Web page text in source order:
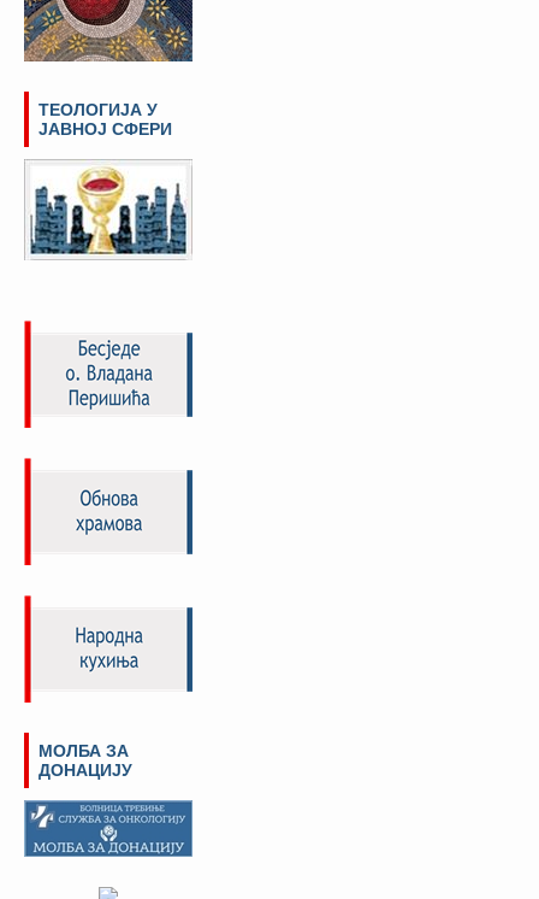
ТЕОЛОГИЈА У
ЈАВНОЈ СФЕРИ
МОЛБА ЗА
ДОНАЦИЈУ